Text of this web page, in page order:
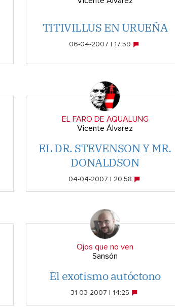
TITIVILLUS EN URUEÑA
06-04-2007 | 17:59
EL FARO DE AQUALUNG
Vicente Álvarez
EL DR. STEVENSON Y MR.
DONALDSON
04-04-2007 | 20:58
Ojos que no ven
Sansón
El exotismo autóctono
31-03-2007 | 14:25